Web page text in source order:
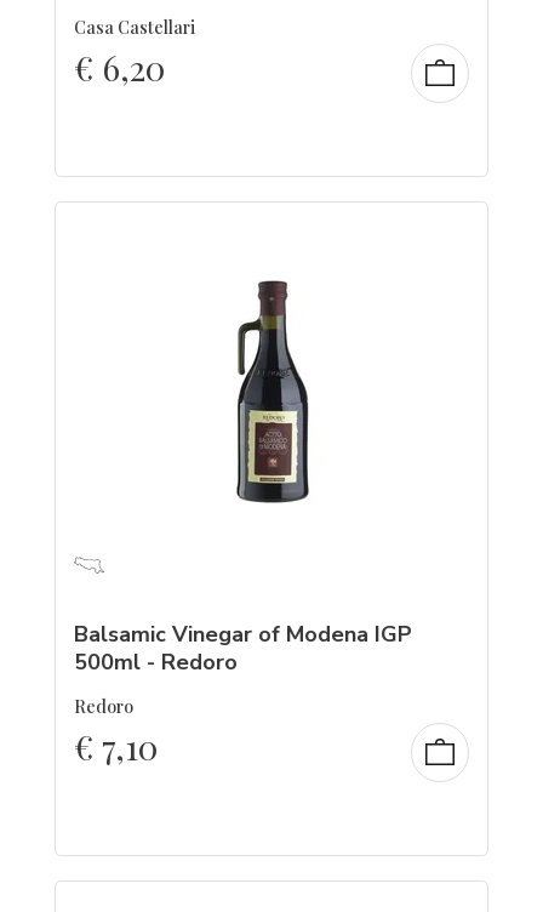
Casa Castellari
€ 6,20
Balsamic Vinegar of Modena IGP
500ml - Redoro
Redoro
€ 7,10